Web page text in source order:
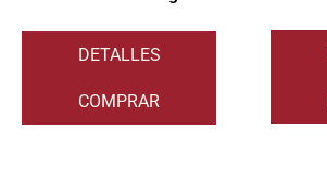
DETALLES
COMPRAR